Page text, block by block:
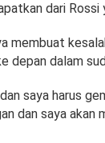
dari
membuat
depan dalam
saya harus
dan saya akan